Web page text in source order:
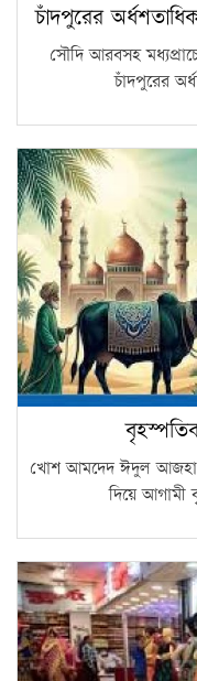
চাঁদপুরের
সৌদি আরবসহ
চাঁদপুরের
খোশ আমদেদ ঈদুল আজহা।
দিয়ে আগামী